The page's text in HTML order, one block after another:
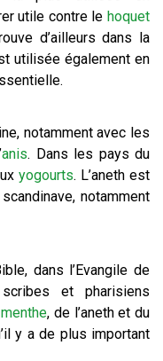
utile contre le hoquet
d’ailleurs dans la
utilisée également en
notamment avec les
anis. Dans les pays du
yogourts. L’aneth est
notamment
dans l’Evangile de
et pharisiens
menthe, de l’aneth et du
y a de plus important